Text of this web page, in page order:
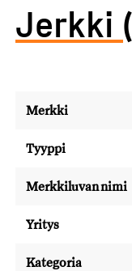
Jerkki
Merkki
Tyyppi
Merkkiluvan nimi
Yritys
Kategoria